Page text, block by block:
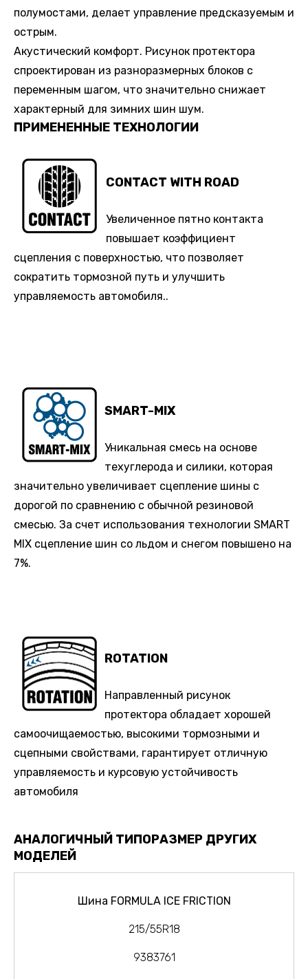
полумостами, делает управление предсказуемым и
острым.
Акустический комфорт. Рисунок протектора
спроектирован из разноразмерных блоков с
переменным шагом, что значительно снижает
характерный для зимних шин шум.
ПРИМЕНЕННЫЕ ТЕХНОЛОГИИ
CONTACT WITH ROAD
Увеличенное пятно контакта
повышает коэффициент
сцепления с поверхностью, что позволяет
сократить тормозной путь и улучшить
управляемость автомобиля..
SMART-MIX
Уникальная смесь на основе
техуглерода и силики, которая
значительно увеличивает сцепление шины с
дорогой по сравнению с обычной резиновой
смесью. За счет использования технологии SMART
MIX сцепление шин со льдом и снегом повышено на
7%.
ROTATION
Направленный рисунок
протектора обладает хорошей
самоочищаемостью, высокими тормозными и
сцепными свойствами, гарантирует отличную
управляемость и курсовую устойчивость
автомобиля
АНАЛОГИЧНЫЙ ТИПОРАЗМЕР ДРУГИХ
МОДЕЛЕЙ
Шина FORMULA ICE FRICTION
215/55R18
9383761